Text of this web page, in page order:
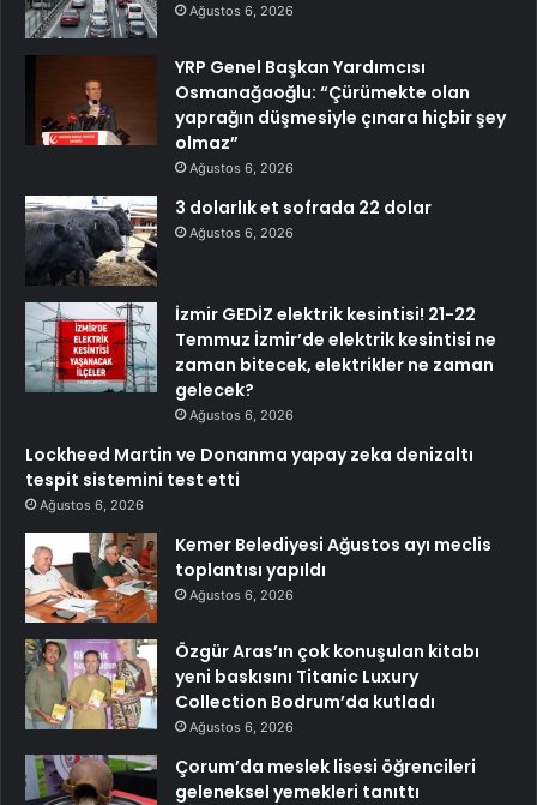
Ağustos 6, 2026
YRP Genel Başkan Yardımcısı
Osmanağaoğlu: “Çürümekte olan
yaprağın düşmesiyle çınara hiçbir şey
olmaz”
Ağustos 6, 2026
3 dolarlık et sofrada 22 dolar
Ağustos 6, 2026
İzmir GEDİZ elektrik kesintisi! 21-22
Temmuz İzmir’de elektrik kesintisi ne
zaman bitecek, elektrikler ne zaman
gelecek?
Ağustos 6, 2026
Lockheed Martin ve Donanma yapay zeka denizaltı
tespit sistemini test etti
Ağustos 6, 2026
Kemer Belediyesi Ağustos ayı meclis
toplantısı yapıldı
Ağustos 6, 2026
Özgür Aras’ın çok konuşulan kitabı
yeni baskısını Titanic Luxury
Collection Bodrum’da kutladı
Ağustos 6, 2026
Çorum’da meslek lisesi öğrencileri
geleneksel yemekleri tanıttı